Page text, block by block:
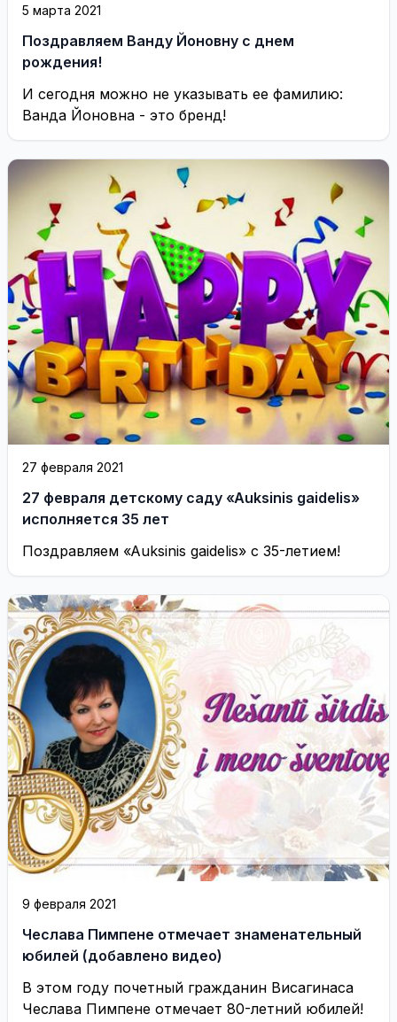
5 марта 2021
Поздравляем Ванду Йоновну с днем
рождения!
И сегодня можно не указывать ее фамилию:
Ванда Йоновна - это бренд!
27 февраля 2021
27 февраля детскому саду «Auksinis gaidelis»
исполняется 35 лет
Поздравляем «Auksinis gaidelis» с 35-летием!
9 февраля 2021
Чеслава Пимпене отмечает знаменательный
юбилей (добавлено видео)
В этом году почетный гражданин Висагинаса
Чеслава Пимпене отмечает 80-летний юбилей!